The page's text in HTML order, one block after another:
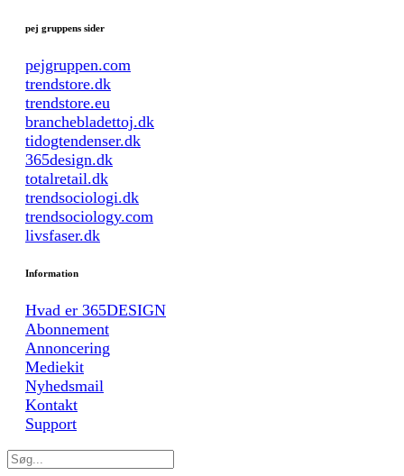
pej gruppens sider
pejgruppen.com
trendstore.dk
trendstore.eu
branchebladettoj.dk
tidogtendenser.dk
365design.dk
totalretail.dk
trendsociologi.dk
trendsociology.com
livsfaser.dk
Information
Hvad er 365DESIGN
Abonnement
Annoncering
Mediekit
Nyhedsmail
Kontakt
Support